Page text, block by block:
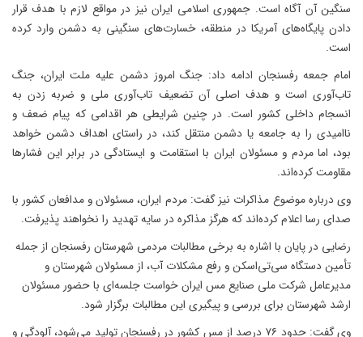
سنگین آن آگاه است. جمهوری اسلامی ایران نیز در مواقع لازم با هدف قرار
دادن پایگاه‌های آمریکا در منطقه، خسارت‌های سنگینی به دشمن وارد کرده
است.
امام جمعه رفسنجان ادامه داد: جنگ امروز دشمن علیه ملت ایران، جنگ
تاب‌آوری است و هدف اصلی آن تضعیف تاب‌آوری ملی و ضربه زدن به
انسجام داخلی کشور است. در چنین شرایطی هر اقدامی که پیام ضعف و
ناامیدی را به جامعه یا دشمن منتقل کند، در راستای اهداف دشمن خواهد
بود، اما مردم و مسئولان ایران با استقامت و ایستادگی در برابر این فشارها
مقاومت کرده‌اند.
وی درباره موضوع مذاکرات نیز گفت: مردم ایران، مسئولان و مدافعان کشور با
صدای رسا اعلام کرده‌اند که هرگز مذاکره در سایه تهدید را نخواهند پذیرفت.
رضایی در پایان با اشاره به برخی مطالبات مردمی شهرستان رفسنجان از جمله
تأمین دستگاه سی‌تی‌اسکن و رفع مشکلات آب، از مسئولان شهرستان و
مدیرعامل شرکت ملی صنایع مس ایران خواست جلسه‌ای با حضور مسئولان
ارشد شهرستان برای بررسی و پیگیری این مطالبات برگزار شود.
وی گفت: حدود ۷۶ درصد از مس کشور در رفسنجان تولید می‌شود، آلودگی و